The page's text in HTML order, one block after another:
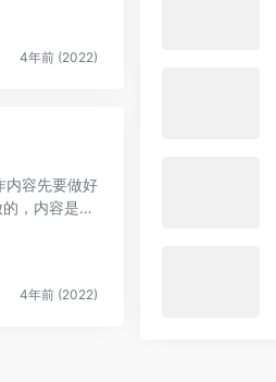
4年前 (2022)
内容先要做好
，内容是哪
4年前 (2022)